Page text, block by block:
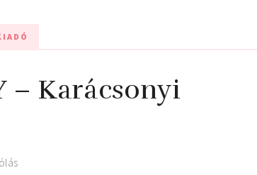
– Karácsonyi